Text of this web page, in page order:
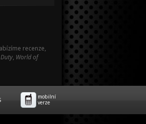
recenze,
, World of
mobilní
verze